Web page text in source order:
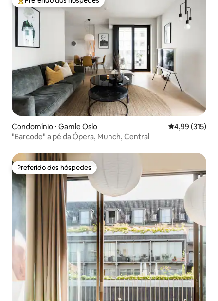
Entre os melhores preferidos dos hóspedes
Condomínio ⋅ Gamle Oslo 4,99 de uma
4,99 (315)
"Barcode" a pé da Ópera, Munch, Central
Preferido dos hóspedes
Preferido dos hóspedes